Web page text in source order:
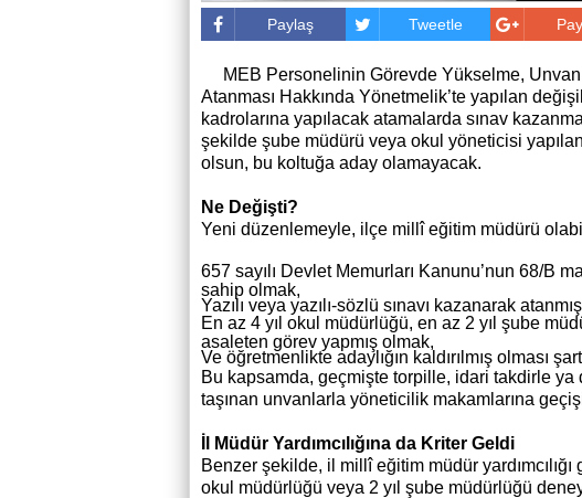
Paylaş Tweetle
MEB Personelinin Görevde Yükselme,
Atanması Hakkında Yönetmelik’te yapılan
kadrolarına yapılacak atamalarda sınav
şekilde şube müdürü veya okul yöneticisi
olsun, bu koltuğa aday olamayacak.
Ne Değişti?
Yeni düzenlemeyle, ilçe millî eğitim müdürü
657 sayılı Devlet Memurları Kanunu’nun 68/B
sahip olmak,
Yazılı veya yazılı-sözlü sınavı kazanarak
En az 4 yıl okul müdürlüğü, en az 2 yıl şube
asaleten görev yapmış olmak,
Ve öğretmenlikte adaylığın kaldırılmış olması
Bu kapsamda, geçmişte torpille, idari takdirle ya
taşınan unvanlarla yöneticilik makamlarına
İl Müdür Yardımcılığına da Kriter Geldi
Benzer şekilde, il millî eğitim müdür
okul müdürlüğü veya 2 yıl şube müdürlüğü